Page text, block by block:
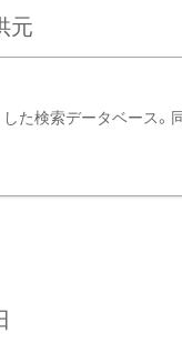
元
た検索データベース。